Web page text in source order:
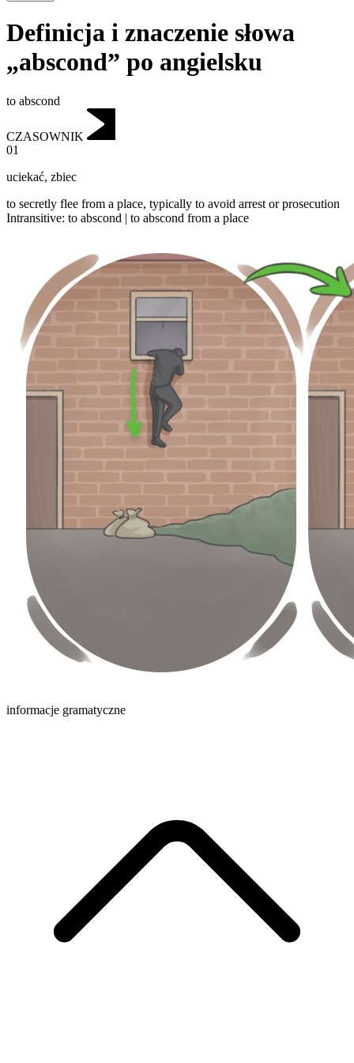
Definicja i znaczenie słowa
„abscond” po angielsku
to abscond
CZASOWNIK
01
uciekać, zbiec
to secretly flee from a place, typically to avoid arrest or prosecution
Intransitive: to abscond | to abscond from a place
informacje gramatyczne